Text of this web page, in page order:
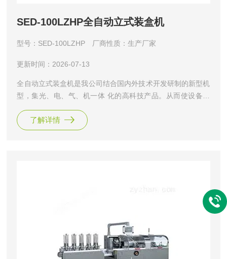
SED-100LZHP全自动立式装盒机
型号：SED-100LZHP 厂商性质：生产厂家
更新时间：2026-07-13
全自动立式装盒机是我公司结合国内外技术开发研制的新型机
型，集光、电、气、机一体 化的高科技产品。从而使设备性
快速运行时仍保持平稳、可靠状态。
了解详情